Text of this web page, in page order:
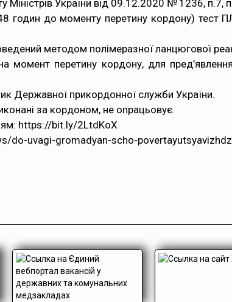
Міністрів України від 09.12.2020 № 1236, п.7,
годин до моменту перетину кордону) тест
методом полімеразної ланцюгової
момент перетину кордону, для
Державної прикордонної служби України.
за кордоном, не опрацьовує.
https://bit.ly/2LtdKoX
uvagi-gromadyan-scho-